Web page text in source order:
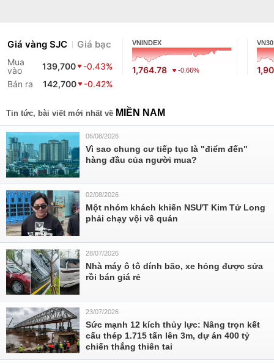
Giá vàng SJC Giá bạc
Mua
vào
139,700
-0.43%
Bán ra
142,700 -0.42%
VNINDEX
1,764.78 -0.66%
VN30
Tin tức, bài viết mới nhất về MIỀN NAM
06/08/2026
Vì sao chung cư tiếp tục là "điểm đến"
hàng đầu của người mua?
02/08/2026
Một nhóm khách khiến NSƯT Kim Tử Long
phải chạy vội về quán
28/07/2026
Nhà máy ô tô dính bão, xe hỏng được sửa
rồi bán giá rẻ
23/07/2026
Sức mạnh 12 kích thủy lực: Nâng trọn kết
cấu thép 1.715 tấn lên 3m, dự án 400 tỷ
chiến thắng thiên tai